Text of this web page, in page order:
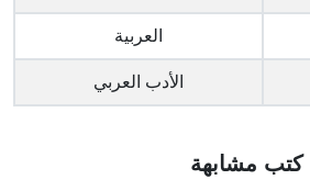
العربية
الأدب العربي
كتب مشابهة